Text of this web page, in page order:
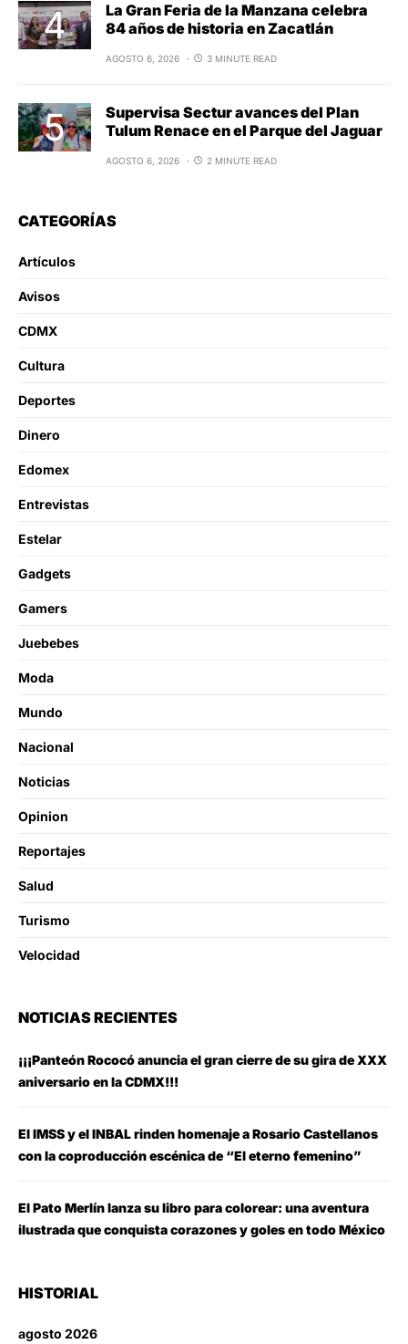
La Gran Feria de la Manzana celebra
84 años de historia en Zacatlán
AGOSTO 6, 2026 3 MINUTE READ
Supervisa Sectur avances del Plan
Tulum Renace en el Parque del Jaguar
AGOSTO 6, 2026 2 MINUTE READ
CATEGORÍAS
Artículos
Avisos
CDMX
Cultura
Deportes
Dinero
Edomex
Entrevistas
Estelar
Gadgets
Gamers
Juebebes
Moda
Mundo
Nacional
Noticias
Opinion
Reportajes
Salud
Turismo
Velocidad
NOTICIAS RECIENTES
¡¡¡Panteón Rococó anuncia el gran cierre de su gira de XXX
aniversario en la CDMX!!!
El IMSS y el INBAL rinden homenaje a Rosario Castellanos
con la coproducción escénica de “El eterno femenino”
El Pato Merlín lanza su libro para colorear: una aventura
ilustrada que conquista corazones y goles en todo México
HISTORIAL
agosto 2026